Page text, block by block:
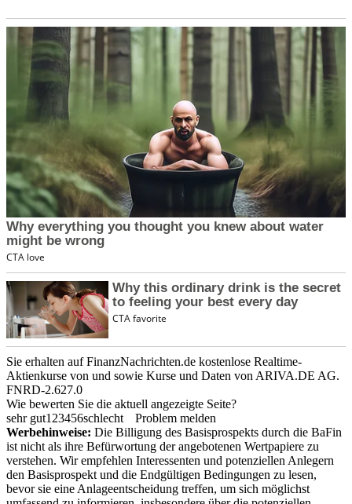
Sie erhalten auf FinanzNachrichten.de kostenlose Realtime-
Aktienkurse von und sowie Kurse und Daten von ARIVA.DE AG.
FNRD-2.627.0
Wie bewerten Sie die aktuell angezeigte Seite?
sehr gut1 23456schlecht
Problem melden
Werbehinweise: Die Billigung des Basisprospekts durch die BaFin
ist nicht als ihre Befürwortung der angebotenen Wertpapiere zu
verstehen. Wir empfehlen Interessenten und potenziellen Anlegern
den Basisprospekt und die Endgültigen Bedingungen zu lesen,
bevor sie eine Anlageentscheidung treffen, um sich möglichst